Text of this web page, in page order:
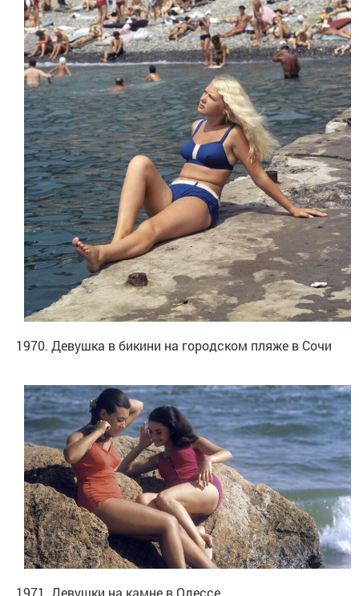
1970. Девушка в бикини на городском пляже в Сочи
1971. Девушки на камне в Одессе